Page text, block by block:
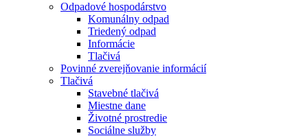
Odpadové hospodárstvo
Komunálny odpad
Triedený odpad
Informácie
Tlačivá
Povinné zverejňovanie informácií
Tlačivá
Stavebné tlačivá
Miestne dane
Životné prostredie
Sociálne služby